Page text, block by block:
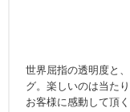
世界屈指の透明度と
グ。楽しいのは当たり
お客様に感動して頂